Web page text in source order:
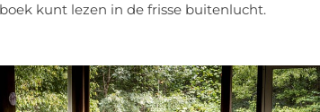
kunt lezen in de frisse buitenlucht.